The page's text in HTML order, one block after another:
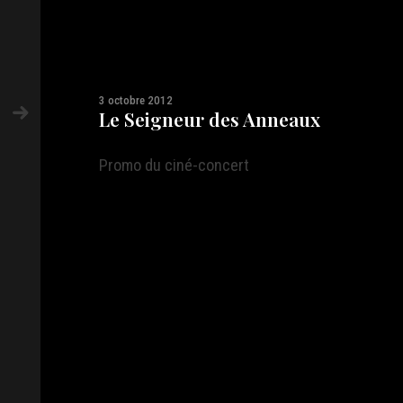
3 octobre 2012
Le Seigneur des Anneaux
Promo du ciné-concert